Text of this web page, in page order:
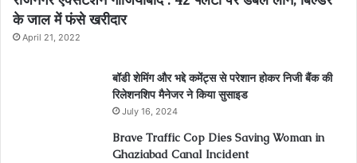
के जाल में फंसे खरीदार
April 21, 2022
बॉडी शेमिंग और भद्दे कमेंट्स से परेशान होकर निजी बैंक की
रिलेशनशिप मैनेजर ने किया सुसाइड
July 16, 2024
Brave Traffic Cop Dies Saving Woman in
Ghaziabad Canal Incident